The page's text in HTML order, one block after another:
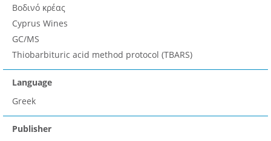
Βοδινό κρέας
Cyprus Wines
GC/MS
Thiobarbituric acid method protocol (TBARS)
Language
Greek
Publisher